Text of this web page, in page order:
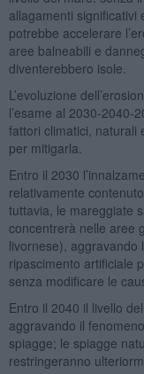
allagamenti significativi
potrebbe accelerare
aree balneabili e
diventerebbero isole.
L’evoluzione
l’esame al 2030-2040-
fattori climatici, naturali
per mitigarla.
Entro il 2030
relativamente
tuttavia, le mareggiate
concentrerà nelle aree
livornese), aggravando
ripascimento artificiale
senza modificare le
Entro il 2040 il livello
aggravando il
spiagge; le spiagge
restringeranno